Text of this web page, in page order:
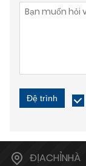
Đệ trình
ĐỊACHỈNHÀ